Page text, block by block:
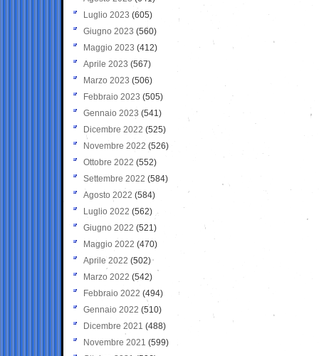
Luglio 2023 (605)
Giugno 2023 (560)
Maggio 2023 (412)
Aprile 2023 (567)
Marzo 2023 (506)
Febbraio 2023 (505)
Gennaio 2023 (541)
Dicembre 2022 (525)
Novembre 2022 (526)
Ottobre 2022 (552)
Settembre 2022 (584)
Agosto 2022 (584)
Luglio 2022 (562)
Giugno 2022 (521)
Maggio 2022 (470)
Aprile 2022 (502)
Marzo 2022 (542)
Febbraio 2022 (494)
Gennaio 2022 (510)
Dicembre 2021 (488)
Novembre 2021 (599)